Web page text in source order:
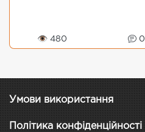
👁 480 0
Умови використання
Політика конфіденційності